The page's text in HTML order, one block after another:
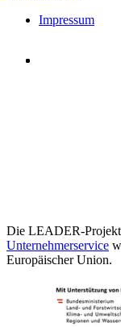
Impressum
Die LEADER-
Unternehmerservice
Europäischer Union.